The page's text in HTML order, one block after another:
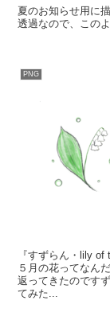
夏のお知らせ用に
透過なので、この
PNG
『すずらん・lily
５月の花ってなん
返ってきたのです
てみた...